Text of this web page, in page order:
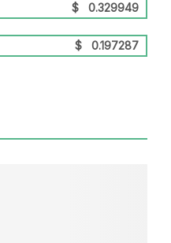
$ 0.329949
$ 0.197287